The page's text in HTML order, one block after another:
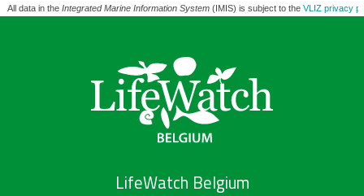
All data in the Integrated Marine Information System(IMIS) is subject to the VLIZ privacy
LifeWatch Belgium